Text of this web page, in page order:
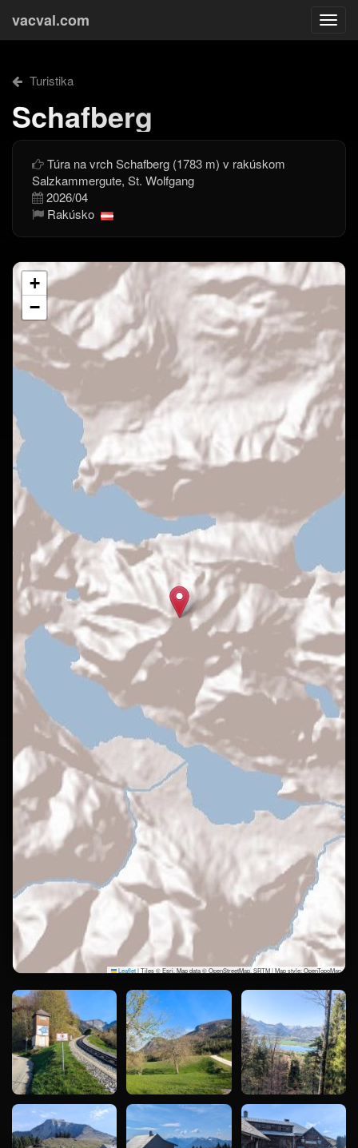
vacval.com
Turistika
Schafberg
Túra na vrch Schafberg (1783 m) v rakúskom
Salzkammergute, St. Wolfgang
2026/04
Rakúsko
+
−
Leaflet|Tiles © Esri, Map data © OpenStreetMap, SRTM | Map style: OpenTopoMap